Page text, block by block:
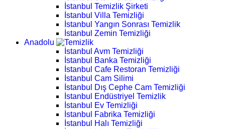
İstanbul Temizlik Şirketi
İstanbul Villa Temizliği
İstanbul Yangın Sonrası Temizlik
İstanbul Zemin Temizliği
Anadolu
İstanbul Avm Temizliği
İstanbul Banka Temizliği
İstanbul Cafe Restoran Temizliği
İstanbul Cam Silimi
İstanbul Dış Cephe Cam Temizliği
İstanbul Endüstriyel Temizlik
İstanbul Ev Temizliği
İstanbul Fabrika Temizliği
İstanbul Halı Temizliği